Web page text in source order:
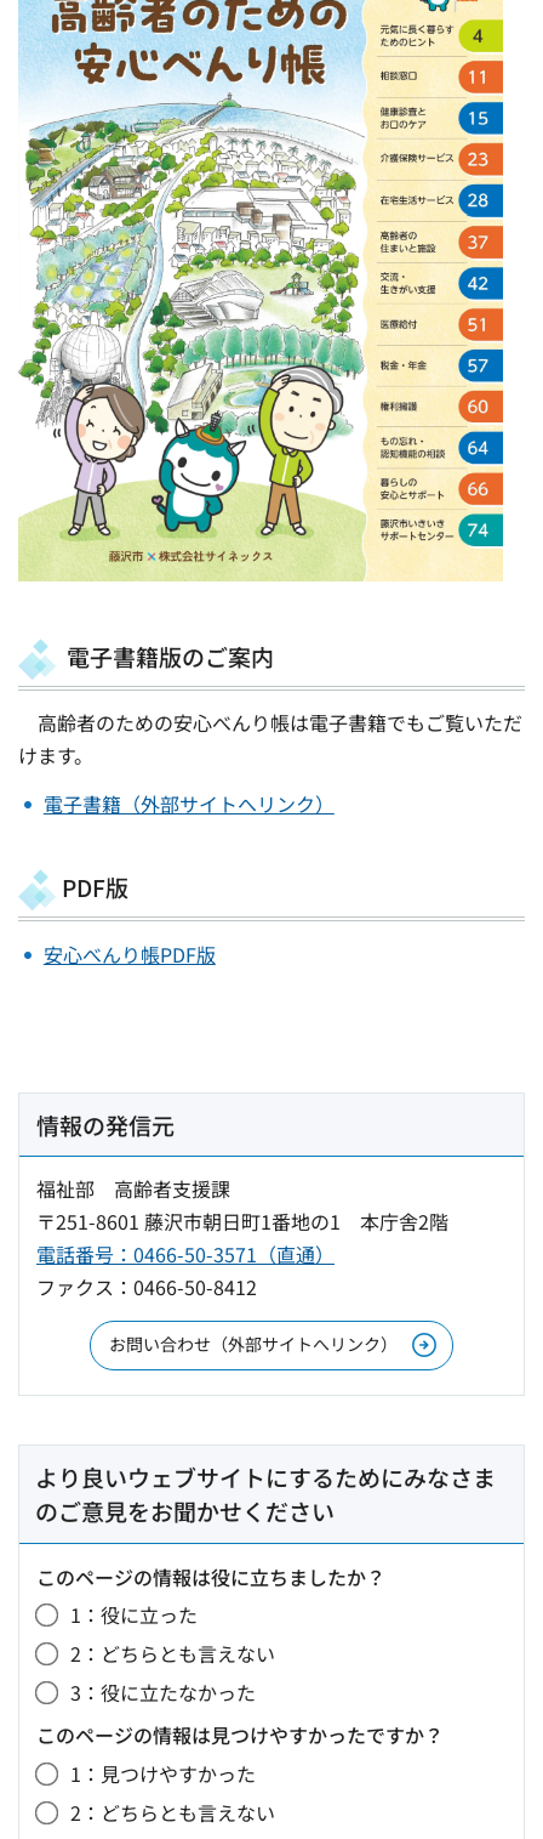
電子書籍版のご案内
高齢者のための安心べんり帳は電子書籍でもご覧いただ
けます。
電子書籍（外部サイトへリンク）
PDF版
安心べんり帳PDF版
情報の発信元
福祉部 高齢者支援課
〒251-8601 藤沢市朝日町1番地の1 本庁舎2階
電話番号：0466-50-3571（直通）
ファクス：0466-50-8412
お問い合わせ（外部サイトへリンク）
より良いウェブサイトにするためにみなさま
のご意見をお聞かせください
このページの情報は役に立ちましたか？
1：役に立った
2：どちらとも言えない
3：役に立たなかった
このページの情報は見つけやすかったですか？
1：見つけやすかった
2：どちらとも言えない